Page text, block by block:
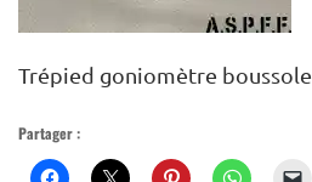
Trépied goniomètre boussole
Partager :